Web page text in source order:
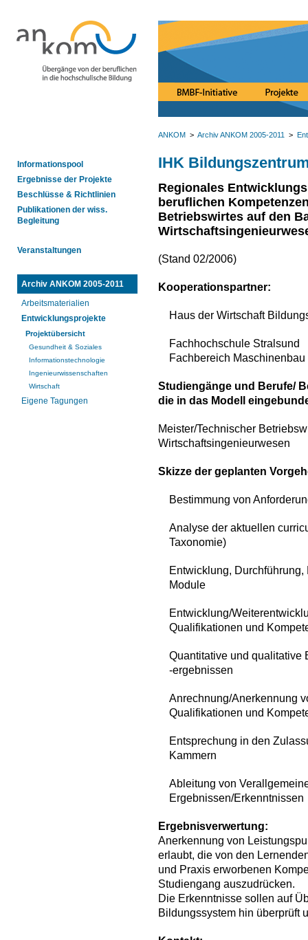
Informationspool
Ergebnisse der Projekte
Beschlüsse & Richtlinien
Publikationen der wiss.
Begleitung
Veranstaltungen
Archiv ANKOM 2005-2011
Arbeitsmaterialien
Entwicklungsprojekte
Projektübersicht
Gesundheit & Soziales
Informationstechnologie
Ingenieurwissenschaften
Wirtschaft
Eigene Tagungen
ANKOM > Archiv ANKOM 2005-2011 >
IHK
Regionales
beruflichen
Betriebswirtes auf den
(Stand 02/2006)
Kooperationspartner:
Haus der Wirtschaft
Fachhochschule Stralsund
Fachbereich Maschinenbau
Studiengänge und Berufe/
die in das Modell
Meister/Technischer
Wirtschaftsingenieurwesen
Skizze der geplanten
Bestimmung von
Analyse der aktuellen
Taxonomie)
Entwicklung,
Module
Entwicklung/
Qualifikationen und
Quantitative und qualitative
-ergebnissen
Anrechnung/Anerkennung
Qualifikationen und
Entsprechung in den
Kammern
Ableitung von
Ergebnissen/Erkenntnissen
Ergebnisverwertung:
Anerkennung von
erlaubt, die von den
und Praxis erworbenen
Studiengang auszudrücken.
Die Erkenntnisse sollen auf
Bildungssystem hin überprüft